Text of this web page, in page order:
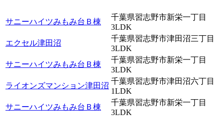
サニーハイツみもみ台Ｂ棟
千葉県習志野市新栄一丁目
3LDK
エクセル津田沼
千葉県習志野市津田沼三丁目
3LDK
サニーハイツみもみ台Ｂ棟
千葉県習志野市新栄一丁目
3LDK
ライオンズマンション津田沼
千葉県習志野市津田沼六丁目
1LDK
サニーハイツみもみ台Ｂ棟
千葉県習志野市新栄一丁目
3LDK